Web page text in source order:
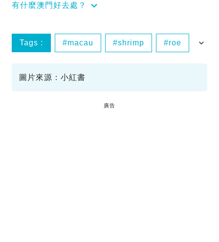
有什麼澳門好去處？
Tags : macau shrimp roe
圖片來源：小紅書
廣告